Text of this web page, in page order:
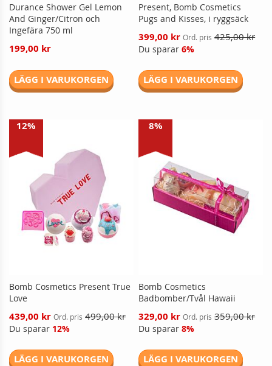
Durance Shower Gel Lemon
And Ginger/Citron och
Ingefära 750 ml
199,00 kr
LÄGG I VARUKORGEN
Present, Bomb Cosmetics
Pugs and Kisses, i ryggsäck
Reducerat
pris
399,00 kr Ord. pris 425,00 kr
Du sparar 6%
LÄGG I VARUKORGEN
12%
Bomb Cosmetics Present True
Love
Reducerat
pris
439,00 kr Ord. pris 499,00 kr
Du sparar 12%
LÄGG I VARUKORGEN
8%
Bomb Cosmetics
Badbomber/Tvål Hawaii
Reducerat
pris
329,00 kr Ord. pris 359,00 kr
Du sparar 8%
LÄGG I VARUKORGEN